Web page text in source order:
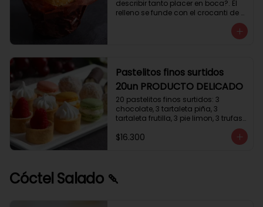
describir tanto placer en boca?. El
relleno se funde con el crocanti de
avellanas que potencia su masa
exquisita. Esponjosa masa de color
tostado y sabor vainilla que incluye
Relleno de crema de leche con
avellanas (15%) y decorado con
crocanti de avellanas.
Pastelitos finos surtidos
20un PRODUCTO DELICADO
20 pastelitos finos surtidos: 3
chocolate, 3 tartaleta piña, 3
tartaleta frutilla, 3 pie limon, 3 trufas
crema, 2 macarrones
$16.300
Cóctel Salado 🍡